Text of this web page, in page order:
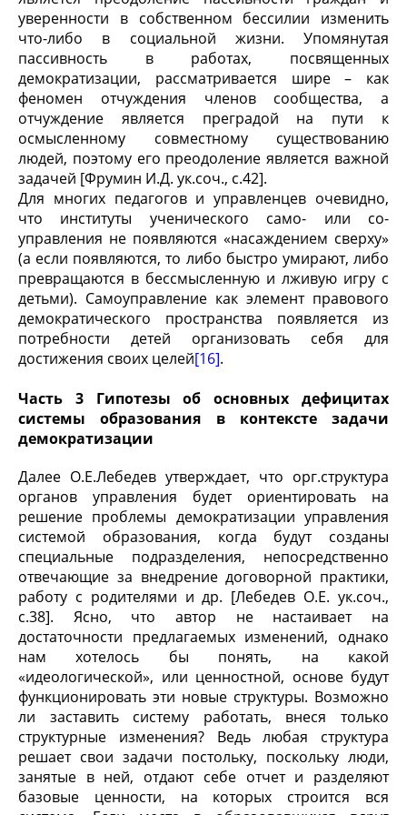
уверенности в собственном бессилии изменить
что-либо в социальной жизни. Упомянутая
пассивность в работах, посвященных
демократизации, рассматривается шире – как
феномен отчуждения членов сообщества, а
отчуждение является преградой на пути к
осмысленному совместному существованию
людей, поэтому его преодоление является важной
задачей [Фрумин И.Д. ук.соч., с.42].
Для многих педагогов и управленцев очевидно,
что институты ученического само- или со-
управления не появляются «насаждением сверху»
(а если появляются, то либо быстро умирают, либо
превращаются в бессмысленную и лживую игру с
детьми). Самоуправление как элемент правового
демократического пространства появляется из
потребности детей организовать себя для
достижения своих целей[16].
Часть 3 Гипотезы об основных дефицитах
системы образования в контексте задачи
демократизации
Далее О.Е.Лебедев утверждает, что орг.структура
органов управления будет ориентировать на
решение проблемы демократизации управления
системой образования, когда будут созданы
специальные подразделения, непосредственно
отвечающие за внедрение договорной практики,
работу с родителями и др. [Лебедев О.Е. ук.соч.,
с.38]. Ясно, что автор не настаивает на
достаточности предлагаемых изменений, однако
нам хотелось бы понять, на какой
«идеологической», или ценностной, основе будут
функционировать эти новые структуры. Возможно
ли заставить систему работать, внеся только
структурные изменения? Ведь любая структура
решает свои задачи постольку, поскольку люди,
занятые в ней, отдают себе отчет и разделяют
базовые ценности, на которых строится вся